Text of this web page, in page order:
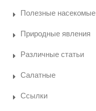
Полезные насекомые
Природные явления
Различные статьи
Салатные
Ссылки